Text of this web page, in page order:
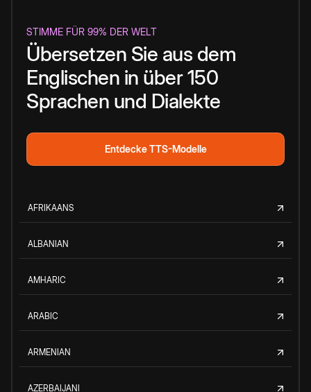
STIMME FÜR 99% DER WELT
Übersetzen Sie aus dem
Englischen in über 150
Sprachen und Dialekte
Entdecke TTS-Modelle
AFRIKAANS
ALBANIAN
AMHARIC
ARABIC
ARMENIAN
AZERBAIJANI